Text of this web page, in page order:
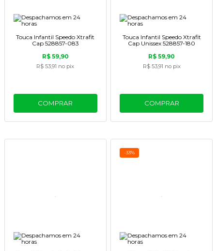
Touca Infantil Speedo Xtrafit
Cap 528857-083
R$ 59,90
R$ 53,91 no pix
COMPRAR
Touca Infantil Speedo Xtrafit
Cap Unissex 528857-180
R$ 59,90
R$ 53,91 no pix
COMPRAR
-33%